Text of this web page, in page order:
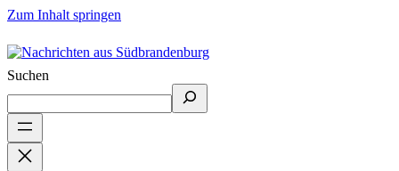
Zum Inhalt springen
Suchen